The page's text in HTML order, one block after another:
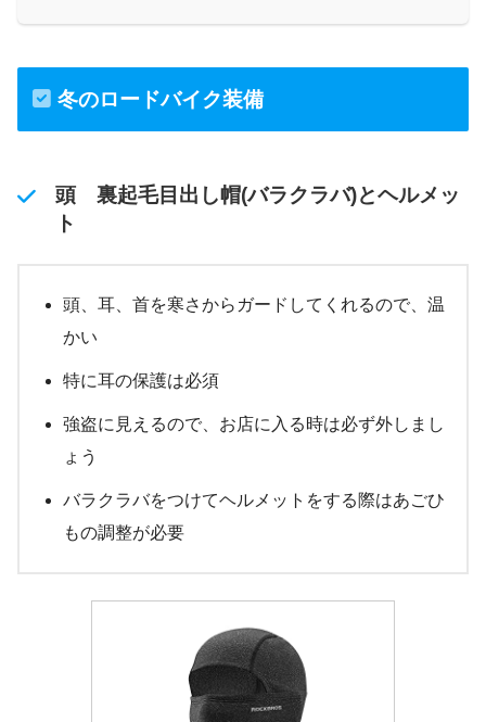
冬のロードバイク装備
頭 裏起毛目出し帽(バラクラバ)とヘルメッ
ト
頭、耳、首を寒さからガードしてくれるので、温
かい
特に耳の保護は必須
強盗に見えるので、お店に入る時は必ず外しまし
ょう
バラクラバをつけてヘルメットをする際はあごひ
もの調整が必要